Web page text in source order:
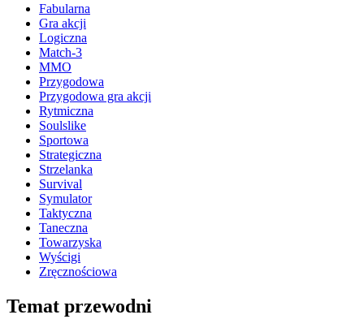
Fabularna
Gra akcji
Logiczna
Match-3
MMO
Przygodowa
Przygodowa gra akcji
Rytmiczna
Soulslike
Sportowa
Strategiczna
Strzelanka
Survival
Symulator
Taktyczna
Taneczna
Towarzyska
Wyścigi
Zręcznościowa
Temat przewodni